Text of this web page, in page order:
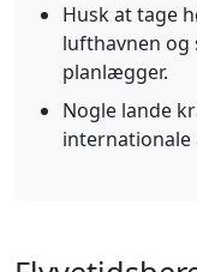
Husk at tage
lufthavnen og
planlægger.
Nogle lande
internationale